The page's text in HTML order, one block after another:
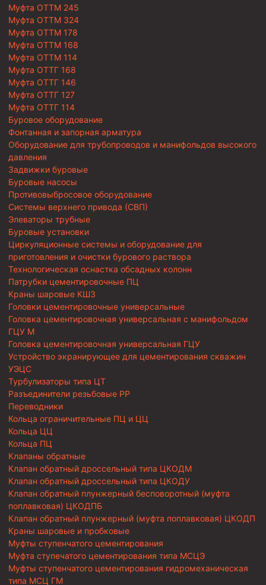
Муфта ОТТМ 245
Муфта ОТТМ 324
Муфта ОТТМ 178
Муфта ОТТМ 168
Муфта ОТТМ 114
Муфта ОТТГ 168
Муфта ОТТГ 146
Муфта ОТТГ 127
Муфта ОТТГ 114
Буровое оборудование
Фонтанная и запорная арматура
Оборудование для трубопроводов и манифольдов высокого
давления
Задвижки буровые
Буровые насосы
Противовыбросовое оборудование
Системы верхнего привода (СВП)
Элеваторы трубные
Буровые установки
Циркуляционные системы и оборудование для
приготовления и очистки бурового раствора
Технологическая оснастка обсадных колонн
Патрубки цементировочные ПЦ
Краны шаровые КШЗ
Головки цементировочные универсальные
Головка цементировочная универсальная с манифольдом
ГЦУ М
Головка цементировочная универсальная ГЦУ
Устройство экранирующее для цементирования скважин
УЭЦС
Турбулизаторы типа ЦТ
Разъединители резьбовые РР
Переводники
Кольца ограничительные ПЦ и ЦЦ
Кольца ЦЦ
Кольца ПЦ
Клапаны обратные
Клапан обратный дроссельный типа ЦКОДМ
Клапан обратный дроссельный типа ЦКОДУ
Клапан обратный плунжерный бесповоротный (муфта
поплавковая) ЦКОДПБ
Клапан обратный плунжерный (муфта поплавковая) ЦКОДП
Краны шаровые и пробковые
Муфты ступенчатого цементирования
Муфта ступечатого цементирования типа МСЦЭ
Муфты ступенчатого цементирования гидромеханическая
типа МСЦ ГМ